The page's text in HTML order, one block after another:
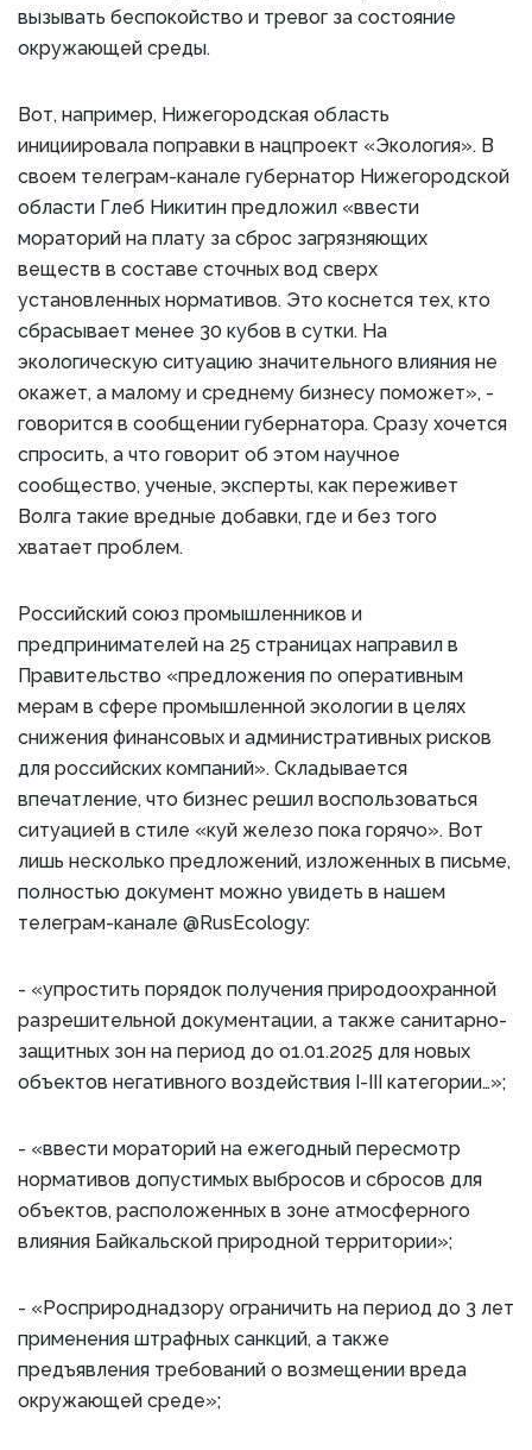
вызывать беспокойство и тревог за состояние
окружающей среды.
Вот, например, Нижегородская область
инициировала поправки в нацпроект «Экология». В
своем телеграм-канале губернатор Нижегородской
области Глеб Никитин предложил «ввести
мораторий на плату за сброс загрязняющих
веществ в составе сточных вод сверх
установленных нормативов. Это коснется тех, кто
сбрасывает менее 30 кубов в сутки. На
экологическую ситуацию значительного влияния не
окажет, а малому и среднему бизнесу поможет», -
говорится в сообщении губернатора. Сразу хочется
спросить, а что говорит об этом научное
сообщество, ученые, эксперты, как переживет
Волга такие вредные добавки, где и без того
хватает проблем.
Российский союз промышленников и
предпринимателей на 25 страницах направил в
Правительство «предложения по оперативным
мерам в сфере промышленной экологии в целях
снижения финансовых и административных рисков
для российских компаний». Складывается
впечатление, что бизнес решил воспользоваться
ситуацией в стиле «куй железо пока горячо». Вот
лишь несколько предложений, изложенных в письме,
полностью документ можно увидеть в нашем
телеграм-канале @RusEcology:
- «упростить порядок получения природоохранной
разрешительной документации, а также санитарно-
защитных зон на период до о1.01.2025 для новых
объектов негативного воздействия I-III категории…»;
- «ввести мораторий на ежегодный пересмотр
нормативов допустимых выбросов и сбросов для
объектов, расположенных в зоне атмосферного
влияния Байкальской природной территории»;
- «Росприроднадзору ограничить на период до 3 лет
применения штрафных санкций, а также
предъявления требований о возмещении вреда
окружающей среде»;